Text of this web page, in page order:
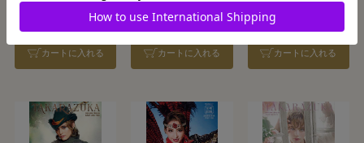
ランメル～美しす
～』＜雪組＞
2025/12/4発売
カートに入れる
グラム『波うらら
かに、めおと日
¥1,300
カートに入れる
抄』『EL DESEO』
＜花組＞
¥1,300
カートに入れる